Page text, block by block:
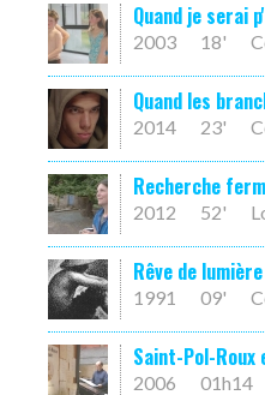
Quand je serai
2003 18'
Quand les
2014 23'
Recherche
2012 52'
Rêve de lumière
1991 09'
Saint-Pol-Roux
2006 01h14